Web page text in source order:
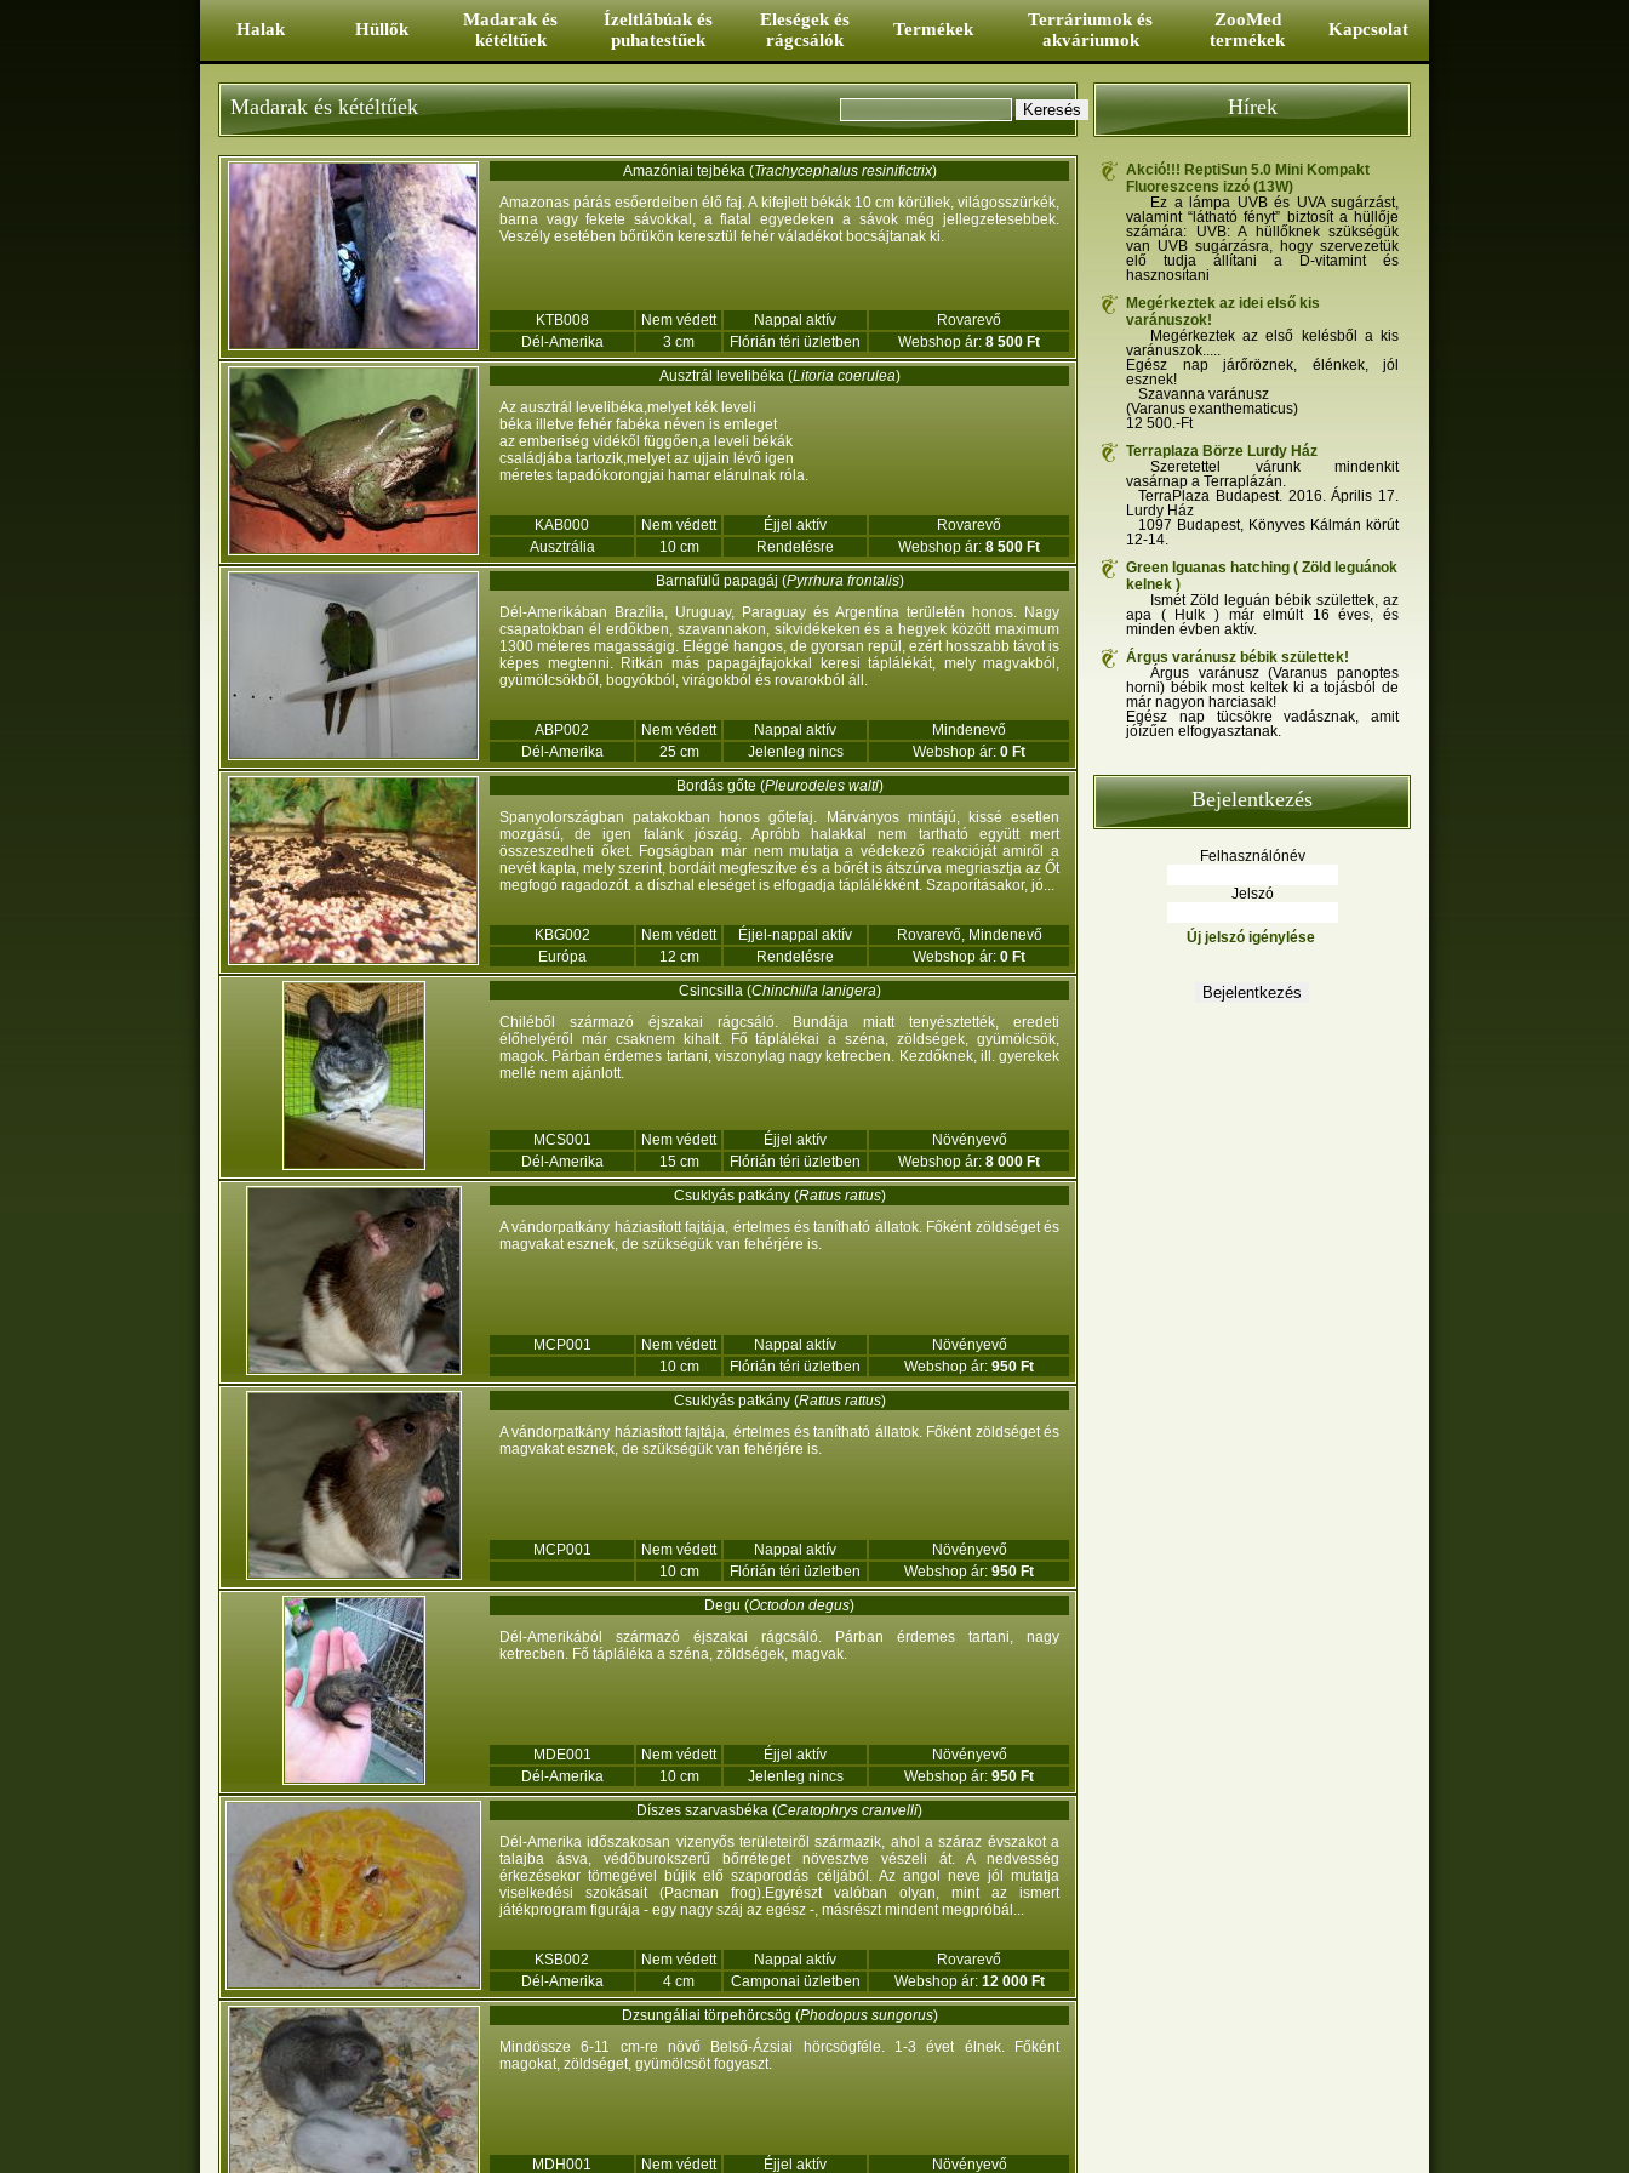
Halak Hüllők
Madarak és
kétéltűek
Ízeltlábúak és
puhatestűek
Eleségek és
rágcsálók
Termékek
Terráriumok és
akváriumok
ZooMed
termékek
Kapcsolat
Hírek
Akció!!! ReptiSun 5.0 Mini Kompakt
Fluoreszcens izzó (13W)
Ez a lámpa UVB és UVA sugárzást,
valamint “látható fényt” biztosít a hüllője
számára: UVB: A hüllőknek szükségük
van UVB sugárzásra, hogy szervezetük
elő tudja állítani a D-vitamint és
hasznosítani
Megérkeztek az idei első kis
varánuszok!
Megérkeztek az első kelésből a kis
varánuszok.....
Egész nap járőröznek, élénkek, jól
esznek!
Szavanna varánusz
(Varanus exanthematicus)
12 500.-Ft
Terraplaza Börze Lurdy Ház
Szeretettel várunk mindenkit
vasárnap a Terraplázán.
TerraPlaza Budapest. 2016. Április 17.
Lurdy Ház
1097 Budapest, Könyves Kálmán körút
12-14.
Green Iguanas hatching ( Zöld leguánok
kelnek )
Ismét Zöld leguán bébik születtek, az
apa ( Hulk ) már elmúlt 16 éves, és
minden évben aktív.
Árgus varánusz bébik születtek!
Árgus varánusz (Varanus panoptes
horni) bébik most keltek ki a tojásból de
már nagyon harciasak!
Egész nap tücsökre vadásznak, amit
jóízűen elfogyasztanak.
Bejelentkezés
Felhasználónév
Jelszó
Új jelszó igénylése
Madarak és kétéltűek
Amazóniai tejbéka (Trachycephalus resinifictrix)
Amazonas párás esőerdeiben élő faj. A kifejlett békák 10 cm körüliek, világosszürkék,
barna vagy fekete sávokkal, a fiatal egyedeken a sávok még jellegzetesebbek.
Veszély esetében bőrükön keresztül fehér váladékot bocsájtanak ki.
KTB008 Nem védett Nappal aktív
Rovarevő
Dél-Amerika
3 cm Flórián téri üzletben Webshop ár: 8 500 Ft
Ausztrál levelibéka (Litoria coerulea)
Az ausztrál levelibéka,melyet kék leveli
béka illetve fehér fabéka néven is emleget
az emberiség vidékől függően,a leveli békák
családjába tartozik,melyet az ujjain lévő igen
méretes tapadókorongjai hamar elárulnak róla.
KAB000 Nem védett Éjjel aktív
Rovarevő
Ausztrália
10 cm Rendelésre Webshop ár: 8 500 Ft
Barnafülű papagáj (Pyrrhura frontalis)
Dél-Amerikában Brazília, Uruguay, Paraguay és Argentína területén honos. Nagy
csapatokban él erdőkben, szavannakon, síkvidékeken és a hegyek között maximum
1300 méteres magasságig. Eléggé hangos, de gyorsan repül, ezért hosszabb távot is
képes megtenni. Ritkán más papagájfajokkal keresi táplálékát, mely magvakból,
gyümölcsökből, bogyókból, virágokból és rovarokból áll.
ABP002 Nem védett Nappal aktív
Mindenevő
Dél-Amerika
25 cm Jelenleg nincs Webshop ár: 0 Ft
Bordás gőte (Pleurodeles waltl)
Spanyolországban patakokban honos gőtefaj. Márványos mintájú, kissé esetlen
mozgású, de igen falánk jószág. Apróbb halakkal nem tartható együtt mert
összeszedheti őket. Fogságban már nem mutatja a védekező reakcióját amiről a
nevét kapta, mely szerint, bordáit megfeszítve és a bőrét is átszúrva megriasztja az Őt
megfogó ragadozót. a díszhal eleséget is elfogadja táplálékként. Szaporításakor, jó...
KBG002 Nem védett Éjjel-nappal aktív
Rovarevő, Mindenevő
Európa
12 cm Rendelésre Webshop ár: 0 Ft
Csincsilla (Chinchilla lanigera)
Chiléből származó éjszakai rágcsáló. Bundája miatt tenyésztették, eredeti
élőhelyéről már csaknem kihalt. Fő táplálékai a széna, zöldségek, gyümölcsök,
magok. Párban érdemes tartani, viszonylag nagy ketrecben. Kezdőknek, ill. gyerekek
mellé nem ajánlott.
MCS001 Nem védett Éjjel aktív
Növényevő
Dél-Amerika
15 cm Flórián téri üzletben Webshop ár: 8 000 Ft
Csuklyás patkány (Rattus rattus)
A vándorpatkány háziasított fajtája, értelmes és tanítható állatok. Főként zöldséget és
magvakat esznek, de szükségük van fehérjére is.
MCP001 Nem védett Nappal aktív
Növényevő
10 cm
Flórián téri üzletben Webshop ár: 950 Ft
Csuklyás patkány (Rattus rattus)
A vándorpatkány háziasított fajtája, értelmes és tanítható állatok. Főként zöldséget és
magvakat esznek, de szükségük van fehérjére is.
MCP001 Nem védett Nappal aktív
Növényevő
10 cm
Flórián téri üzletben Webshop ár: 950 Ft
Degu (Octodon degus)
Dél-Amerikából származó éjszakai rágcsáló. Párban érdemes tartani, nagy
ketrecben. Fő tápláléka a széna, zöldségek, magvak.
MDE001 Nem védett Éjjel aktív
Növényevő
Dél-Amerika
10 cm Jelenleg nincs Webshop ár: 950 Ft
Díszes szarvasbéka (Ceratophrys cranvelli)
Dél-Amerika időszakosan vizenyős területeiről származik, ahol a száraz évszakot a
talajba ásva, védőburokszerű bőrréteget növesztve vészeli át. A nedvesség
érkezésekor tömegével bújik elő szaporodás céljából. Az angol neve jól mutatja
viselkedési szokásait (Pacman frog).Egyrészt valóban olyan, mint az ismert
játékprogram figurája - egy nagy száj az egész -, másrészt mindent megpróbál...
KSB002 Nem védett Nappal aktív
Rovarevő
Dél-Amerika
4 cm Camponai üzletben Webshop ár: 12 000 Ft
Dzsungáliai törpehörcsög (Phodopus sungorus)
Mindössze 6-11 cm-re növő Belső-Ázsiai hörcsögféle. 1-3 évet élnek. Főként
magokat, zöldséget, gyümölcsöt fogyaszt.
MDH001 Nem védett Éjjel aktív Növényevő